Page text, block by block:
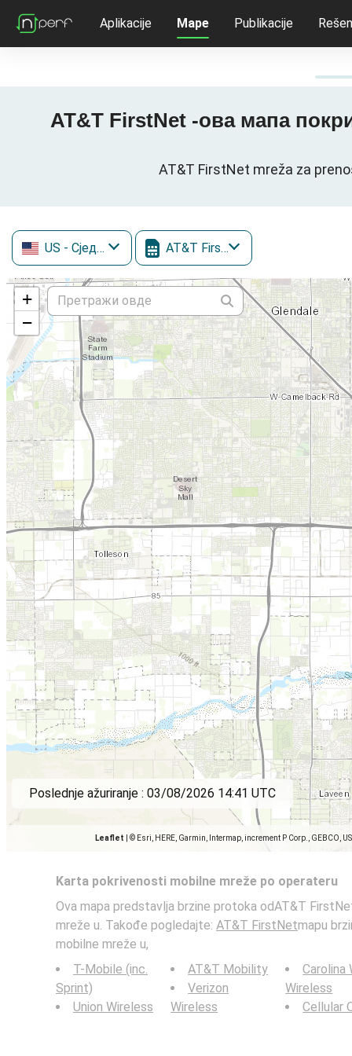
Aplikacije Mape Publikacije
AT&T FirstNet -ова мапа
AT&T FirstNet mreža za
US - Сједињене Државе AT&T FirstNet
+
−
Leaflet © Esri, HERE, Garmin, Intermap, increment P Corp., GEBCO,
Poslednje ažuriranje : 03/08/2026 14:41 UTC
Karta pokrivenosti mobilne mreže po operateru
Ova mapa predstavlja brzine protoka odAT&T
mreže u. Takođe pogledajte: AT&T FirstNetmapu
mobilne mreže u,
T-Mobile (inc.
Sprint)
Union Wireless
AT&T Mobility
Verizon
Wireless
Carolina
Wireless
Cellular